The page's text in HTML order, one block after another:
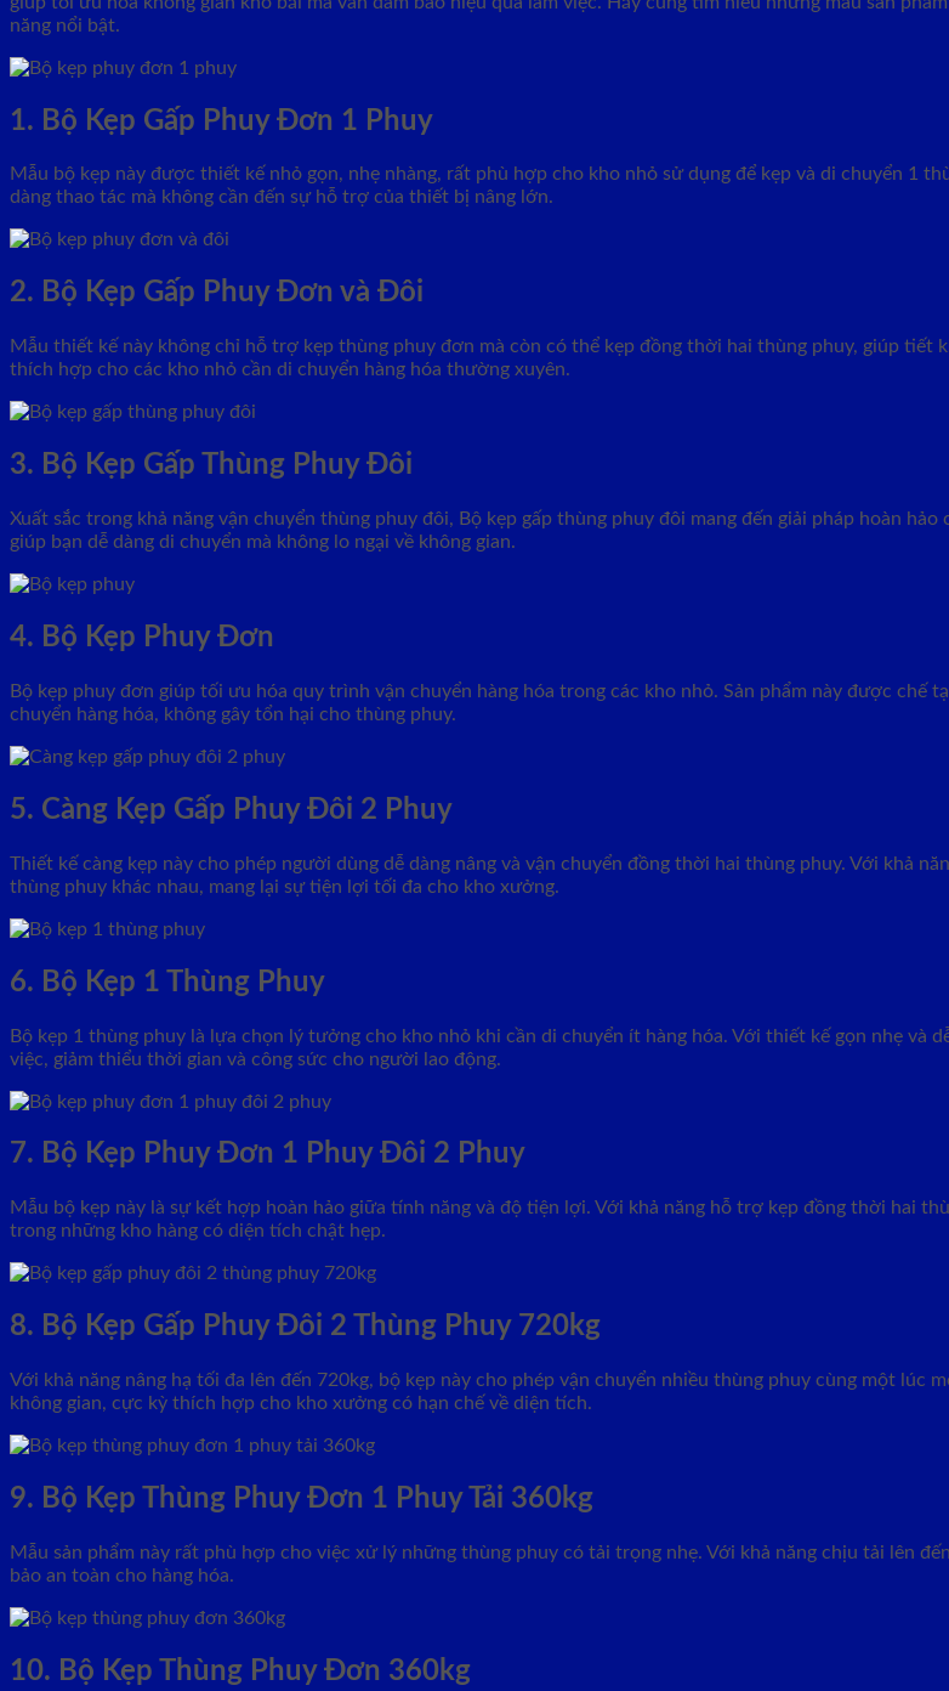
năng nổi bật.
1. Bộ Kẹp Gấp Phuy Đơn 1 Phuy
Mẫu bộ kẹp này được thiết kế nhỏ gọn, nhẹ nhàng, rất phù hợp cho kho nhỏ sử dụng để kẹp và di chuyển 1
dàng thao tác mà không cần đến sự hỗ trợ của thiết bị nâng lớn.
2. Bộ Kẹp Gấp Phuy Đơn và Đôi
Mẫu thiết kế này không chỉ hỗ trợ kẹp thùng phuy đơn mà còn có thể kẹp đồng thời hai thùng phuy, giúp tiết
thích hợp cho các kho nhỏ cần di chuyển hàng hóa thường xuyên.
3. Bộ Kẹp Gấp Thùng Phuy Đôi
Xuất sắc trong khả năng vận chuyển thùng phuy đôi, Bộ kẹp gấp thùng phuy đôi mang đến giải pháp hoàn
giúp bạn dễ dàng di chuyển mà không lo ngại về không gian.
4. Bộ Kẹp Phuy Đơn
Bộ kẹp phuy đơn giúp tối ưu hóa quy trình vận chuyển hàng hóa trong các kho nhỏ. Sản phẩm này được chế
chuyển hàng hóa, không gây tổn hại cho thùng phuy.
5. Càng Kẹp Gấp Phuy Đôi 2 Phuy
Thiết kế càng kẹp này cho phép người dùng dễ dàng nâng và vận chuyển đồng thời hai thùng phuy. Với khả
thùng phuy khác nhau, mang lại sự tiện lợi tối đa cho kho xưởng.
6. Bộ Kẹp 1 Thùng Phuy
Bộ kẹp 1 thùng phuy là lựa chọn lý tưởng cho kho nhỏ khi cần di chuyển ít hàng hóa. Với thiết kế gọn nhẹ và
việc, giảm thiểu thời gian và công sức cho người lao động.
7. Bộ Kẹp Phuy Đơn 1 Phuy Đôi 2 Phuy
Mẫu bộ kẹp này là sự kết hợp hoàn hảo giữa tính năng và độ tiện lợi. Với khả năng hỗ trợ kẹp đồng thời hai
trong những kho hàng có diện tích chật hẹp.
8. Bộ Kẹp Gấp Phuy Đôi 2 Thùng Phuy 720kg
Với khả năng nâng hạ tối đa lên đến 720kg, bộ kẹp này cho phép vận chuyển nhiều thùng phuy cùng một lúc
không gian, cực kỳ thích hợp cho kho xưởng có hạn chế về diện tích.
9. Bộ Kẹp Thùng Phuy Đơn 1 Phuy Tải 360kg
Mẫu sản phẩm này rất phù hợp cho việc xử lý những thùng phuy có tải trọng nhẹ. Với khả năng chịu tải lên
bảo an toàn cho hàng hóa.
10. Bộ Kẹp Thùng Phuy Đơn 360kg